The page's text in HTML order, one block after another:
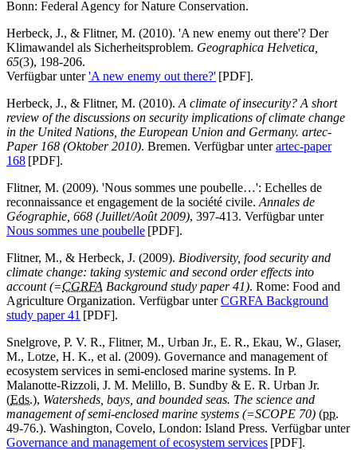
Bonn: Federal Agency for Nature Conservation.
Herbeck, J., & Flitner, M. (2010). 'A new enemy out there'? Der
Klimawandel als Sicherheitsproblem. Geographica Helvetica,
65(3), 198-206.
Verfügbar unter'A new enemy out there?' [PDF].
Herbeck, J., & Flitner, M. (2010). A climate of insecurity? A short
review of the discussions on security implications of climate change
in the United Nations, the European Union and Germany. artec-
Paper 168 (Oktober 2010). Bremen. Verfügbar unterartec-paper
168 [PDF].
Flitner, M. (2009). 'Nous sommes une poubelle…': Echelles de
reconnaissance et engagement de la société civile. Annales de
Géographie, 668 (Juillet/Août 2009), 397-413. Verfügbar unter
Nous sommes une poubelle [PDF].
Flitner, M., & Herbeck, J. (2009). Biodiversity, food security and
climate change: taking systemic and second order effects into
account (=CGRFA Background study paper 41). Rome: Food and
Agriculture Organization. Verfügbar unterCGRFA Background
study paper 41 [PDF].
Snelgrove, P. V. R., Flitner, M., Urban Jr., E. R., Ekau, W., Glaser,
M., Lotze, H. K., et al. (2009). Governance and management of
ecosystem services in semi-enclosed marine systems. In P.
Malanotte-Rizzoli, J. M. Melillo, B. Sundby & E. R. Urban Jr.
(Eds.), Watersheds, bays, and bounded seas. The science and
management of semi-enclosed marine systems (=SCOPE 70) (pp.
49-76.). Washington, Covelo, London: Island Press. Verfügbar unter
Governance and management of ecosystem services [PDF].